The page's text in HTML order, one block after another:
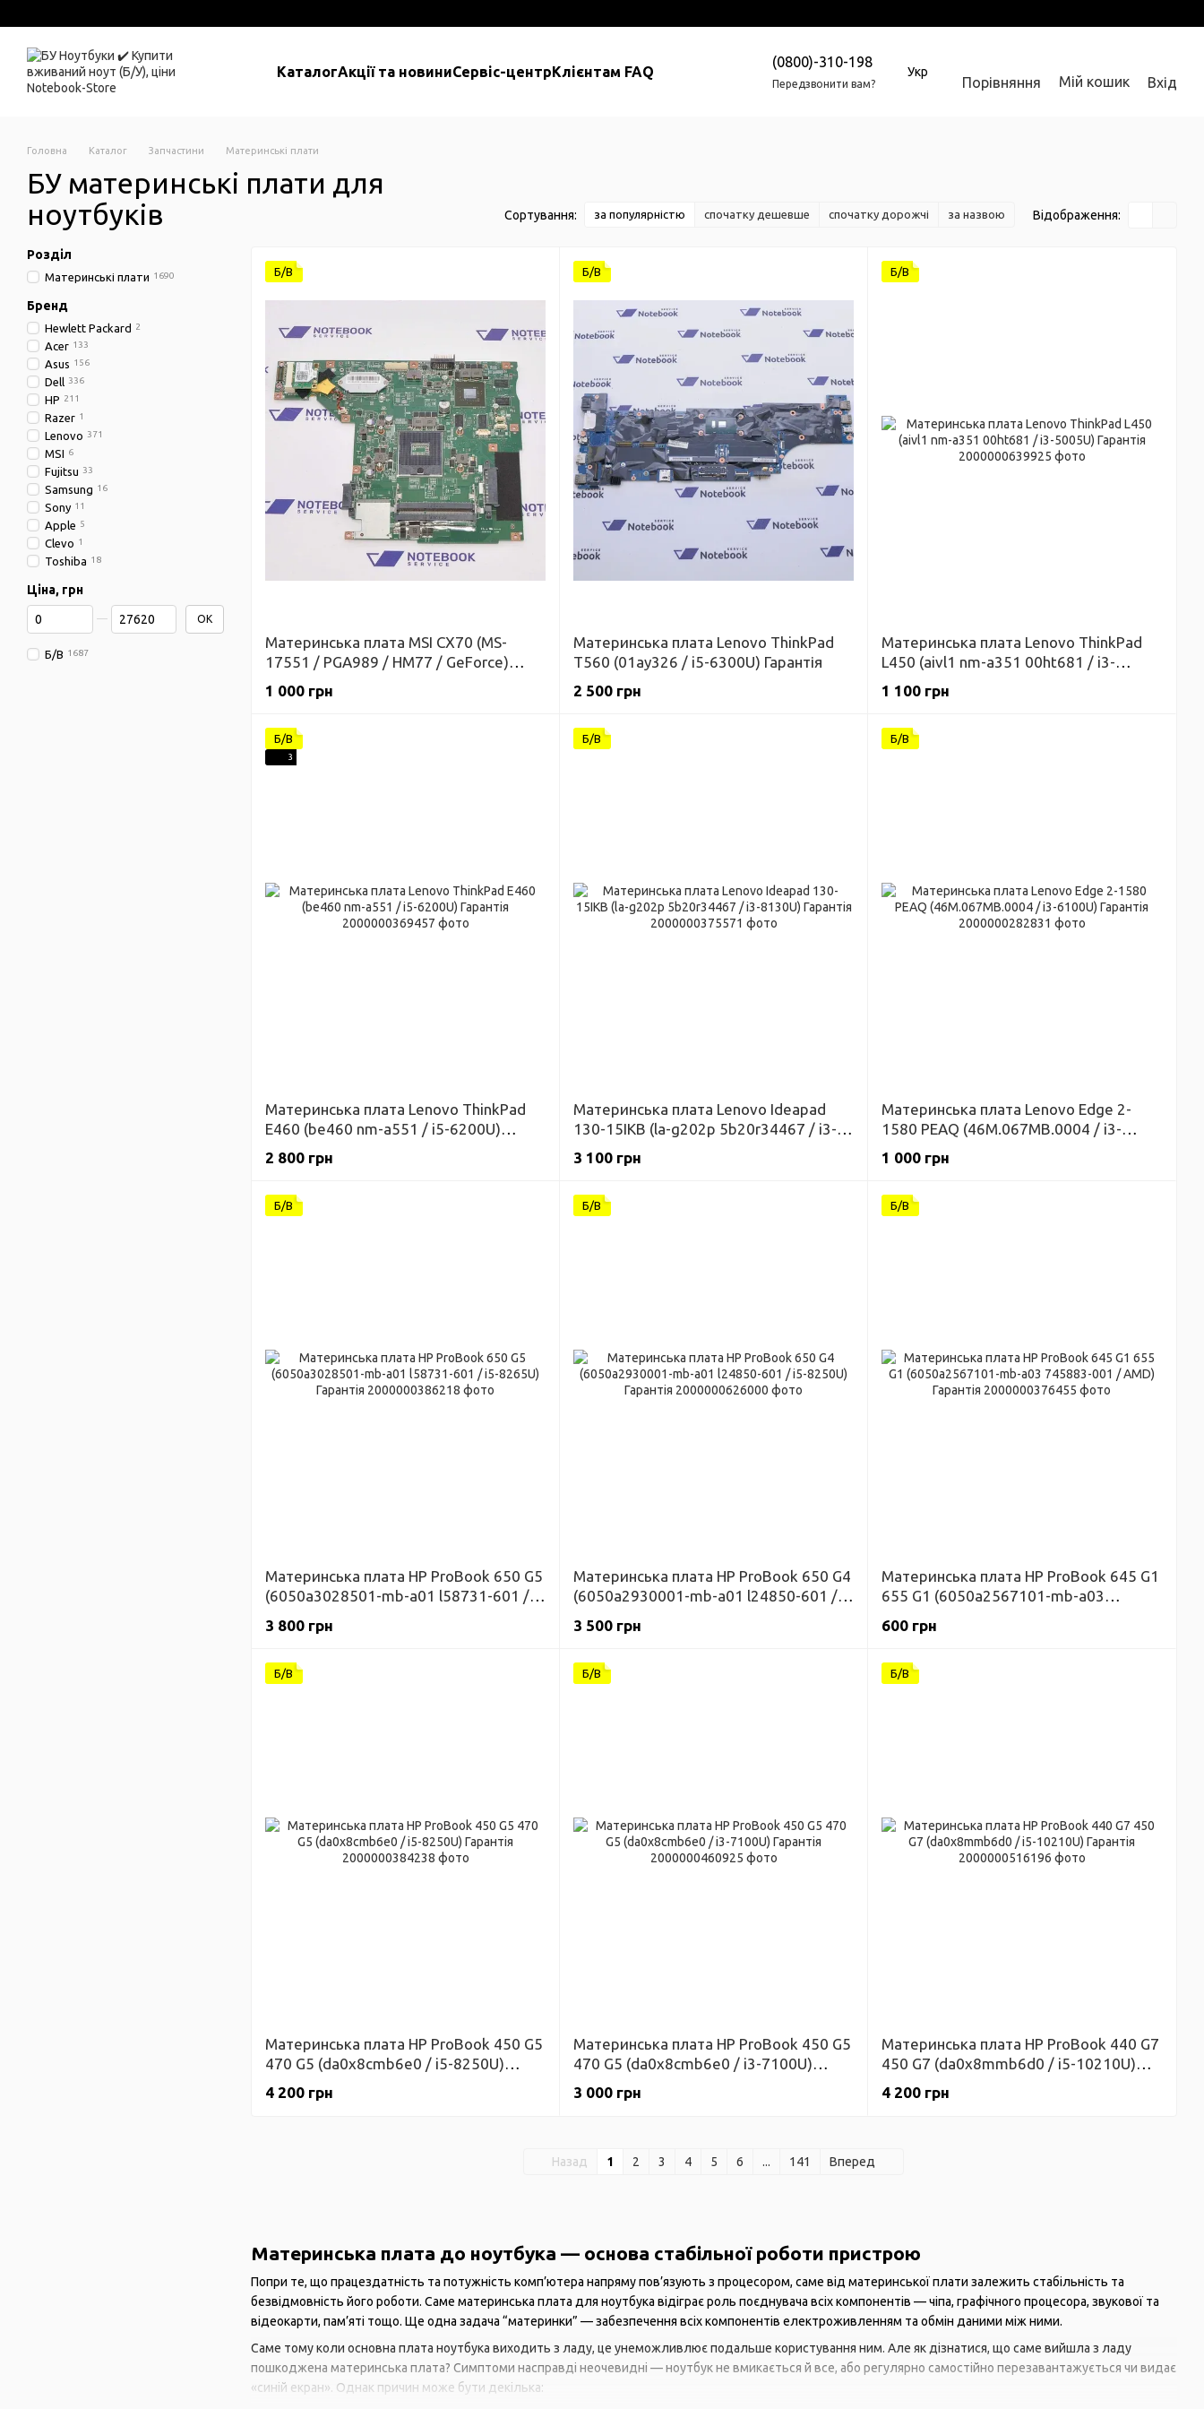
КаталогАкції та новиниСервіс-центрКлієнтам FAQ
(0800)-310-198
Передзвонити вам?
Укр
Порівняння Мій кошик Вхід
Головна Каталог Запчастини Материнські плати
БУ материнські плати для
ноутбуків
Сортування: за популярністю спочатку дешевше спочатку дорожчі за назвою Відображення:
Материнська плата до ноутбука — основа стабільної роботи пристрою
Попри те, що працездатність та потужність комп’ютера напряму пов’язують з процесором, саме від материнської плати залежить стабільність та
безвідмовність його роботи. Саме материнська плата для ноутбука відіграє роль поєднувача всіх компонентів — чіпа, графічного процесора, звукової та
відеокарти, пам’яті тощо. Ще одна задача “материнки” — забезпечення всіх компонентів електроживленням та обмін даними між ними.
Саме тому коли основна плата ноутбука виходить з ладу, це унеможливлює подальше користування ним. Але як дізнатися, що саме вийшла з ладу
пошкоджена материнська плата? Симптоми насправді неочевидні — ноутбук не вмикається й все, або регулярно самостійно перезавантажується чи видає
«синій екран». Однак причин може бути декілька:
Б/В
Материнська плата MSI CX70 (MS-
17551 / PGA989 / HM77 / GeForce)
Гарантія
1 000 грн
Б/В
Материнська плата Lenovo ThinkPad
T560 (01ay326 / i5-6300U) Гарантія
2 500 грн
Б/В
Материнська плата Lenovo ThinkPad
L450 (aivl1 nm-a351 00ht681 / i3-
5005U) Гарантія
1 100 грн
Б/В
3
Материнська плата Lenovo ThinkPad
E460 (be460 nm-a551 / i5-6200U)
Гарантія
2 800 грн
Б/В
Материнська плата Lenovo Ideapad
130-15IKB (la-g202p 5b20r34467 / i3-
8130U) Гарантія
3 100 грн
Б/В
Материнська плата Lenovo Edge 2-
1580 PEAQ (46M.067MB.0004 / i3-
6100U) Гарантія
1 000 грн
Б/В
Материнська плата HP ProBook 650 G5
(6050a3028501-mb-a01 l58731-601 /
3 800 грн
Б/В
Материнська плата HP ProBook 650 G4
(6050a2930001-mb-a01 l24850-601 /
3 500 грн
Б/В
Материнська плата HP ProBook 645 G1
655 G1 (6050a2567101-mb-a03
600 грн
Б/В
Материнська плата HP ProBook 450 G5
470 G5 (da0x8cmb6e0 / i5-8250U)
4 200 грн
Б/В
Материнська плата HP ProBook 450 G5
470 G5 (da0x8cmb6e0 / i3-7100U)
3 000 грн
Б/В
Материнська плата HP ProBook 440 G7
450 G7 (da0x8mmb6d0 / i5-10210U)
4 200 грн
Назад 1 2 3 4 5 6 ... 141 Вперед
Розділ
Материнські плати 1690
Бренд
Hewlett Packard 2
Acer 133
Asus 156
Dell 336
HP 211
Razer 1
Lenovo 371
MSI 6
Fujitsu 33
Samsung 16
Sony 11
Apple 5
Clevo 1
Toshiba 18
Ціна, грн
Від Ціна, грн
До Ціна, грн OK
Б/В 1687